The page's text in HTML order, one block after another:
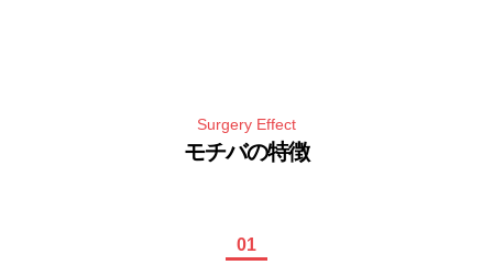
Surgery Effect
モチバの特徴
01